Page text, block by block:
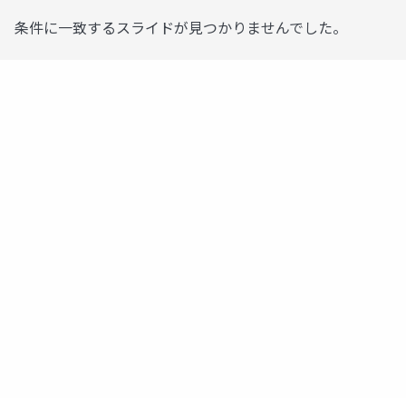
条件に一致するスライドが見つかりませんでした。